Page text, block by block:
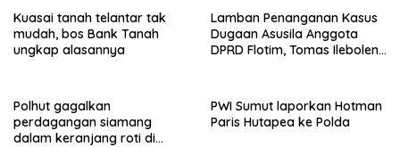
Saamah
Kuasai tanah telantar tak
mudah, bos Bank Tanah
ungkap alasannya
Lamban Penanganan Kasus
Dugaan Asusila Anggota
DPRD Flotim, Tomas Ileboleng
Polhut gagalkan
perdagangan siamang
dalam keranjang roti di
PWI Sumut laporkan Hotman
Paris Hutapea ke Polda